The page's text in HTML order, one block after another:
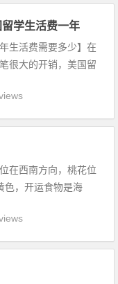
留学生活费一年
生活费需要多少】在
很大的开销，美国留
些，如果孩子喜欢逛
加倍。一般而言，可
在西南方向，桃花位
色，开运食物是海
大好时运。2、梦见
以挥霍，要注意拓展